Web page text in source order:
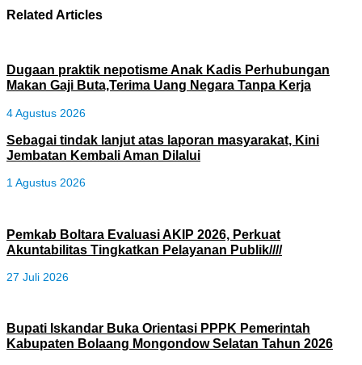
Related Articles
Dugaan praktik nepotisme Anak Kadis Perhubungan
Makan Gaji Buta,Terima Uang Negara Tanpa Kerja
4 Agustus 2026
Sebagai tindak lanjut atas laporan masyarakat, Kini
Jembatan Kembali Aman Dilalui
1 Agustus 2026
Pemkab Boltara Evaluasi AKIP 2026, Perkuat
Akuntabilitas Tingkatkan Pelayanan Publik////
27 Juli 2026
Bupati Iskandar Buka Orientasi PPPK Pemerintah
Kabupaten Bolaang Mongondow Selatan Tahun 2026